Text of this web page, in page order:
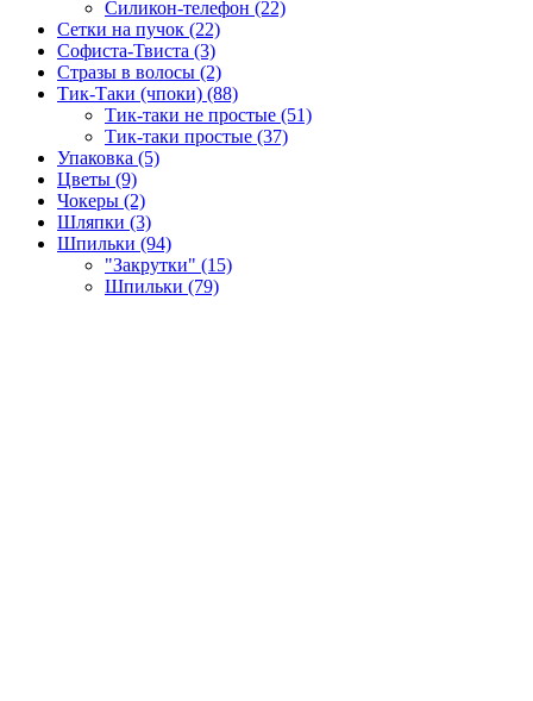
Силикон-телефон (22)
Сетки на пучок (22)
Софиста-Твиста (3)
Стразы в волосы (2)
Тик-Таки (чпоки) (88)
Тик-таки не простые (51)
Тик-таки простые (37)
Упаковка (5)
Цветы (9)
Чокеры (2)
Шляпки (3)
Шпильки (94)
"Закрутки" (15)
Шпильки (79)